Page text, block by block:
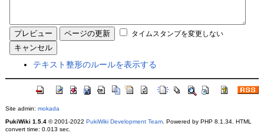
タイムスタンプを変更しない
テキスト整形のルールを表示する
Site admin: mokada
PukiWiki 1.5.4© 2001-2022 PukiWiki Development Team. Powered by PHP 8.1.34. HTML
convert time: 0.013 sec.